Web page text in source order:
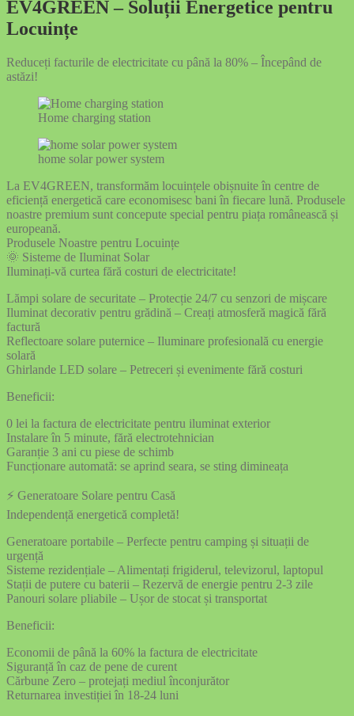
EV4GREEN – Soluții Energetice pentru
Locuințe
Reduceți facturile de electricitate cu până la 80% – Începând de
astăzi!
Home charging station
home solar power system
La EV4GREEN, transformăm locuințele obișnuite în centre de
eficiență energetică care economisesc bani în fiecare lună. Produsele
noastre premium sunt concepute special pentru piața românească și
europeană.
Produsele Noastre pentru Locuințe
🌞 Sisteme de Iluminat Solar
Iluminați-vă curtea fără costuri de electricitate!
Lămpi solare de securitate – Protecție 24/7 cu senzori de mișcare
Iluminat decorativ pentru grădină – Creați atmosferă magică fără
factură
Reflectoare solare puternice – Iluminare profesională cu energie
solară
Ghirlande LED solare – Petreceri și evenimente fără costuri
Beneficii:
0 lei la factura de electricitate pentru iluminat exterior
Instalare în 5 minute, fără electrotehnician
Garanție 3 ani cu piese de schimb
Funcționare automată: se aprind seara, se sting dimineața
⚡ Generatoare Solare pentru Casă
Independență energetică completă!
Generatoare portabile – Perfecte pentru camping și situații de
urgență
Sisteme rezidențiale – Alimentați frigiderul, televizorul, laptopul
Stații de putere cu baterii – Rezervă de energie pentru 2-3 zile
Panouri solare pliabile – Ușor de stocat și transportat
Beneficii:
Economii de până la 60% la factura de electricitate
Siguranță în caz de pene de curent
Cărbune Zero – protejați mediul înconjurător
Returnarea investiției în 18-24 luni